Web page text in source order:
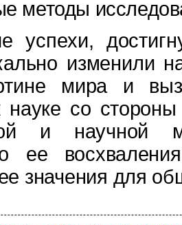
методы
успехи,
изменили
мира и вы­
науке со
и научной
ее
значения для